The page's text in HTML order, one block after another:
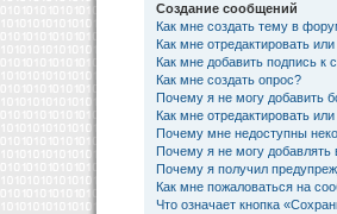
Создание сообщений
Как мне создать тему в
Как мне отредактировать
Как мне добавить подпись к
Как мне создать опрос?
Почему я не могу добавить
Как мне отредактировать
Почему мне недоступны
Почему я не могу добавлять
Почему я получил
Как мне пожаловаться на
Что означает кнопка